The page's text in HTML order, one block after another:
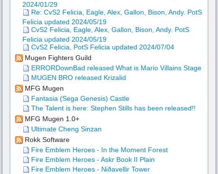
2024/01/29
Re: CvS2 Felicia, Eagle, Alex, Gallon, Bison, Andy. PotS
Felicia updated 2024/05/19
CvS2 Felicia, Eagle, Alex, Gallon, Bison, Andy. PotS
Felicia updated 2024/05/19
CvS2 Felicia, PotS Felicia updated 2024/07/04
Mugen Fighters Guild
ERRORDownBad released What is Mario Villains Stage
MUGEN BRO released Krizalid
MFG Mugen
Fantasia (Sega Genesis) Castle
The Talent is here: Stephen Stills has been released!!
MFG Mugen 1.0+
Ultimate Cheng Sinzan
Rokk Software
Fire Emblem Heroes - In the Moment Forest
Fire Emblem Heroes - Askr Book II Plain
Fire Emblem Heroes - Niðavellir Tower